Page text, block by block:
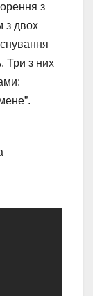
з
з двох
Три з них